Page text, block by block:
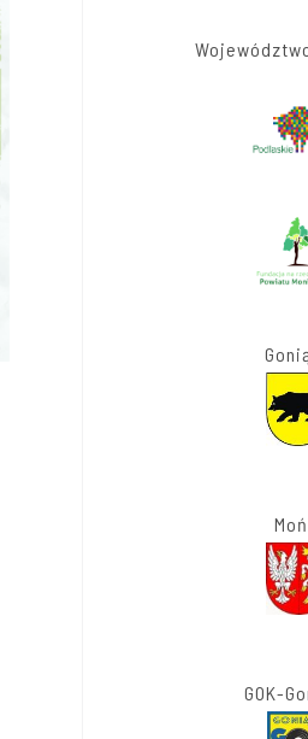
GOK-